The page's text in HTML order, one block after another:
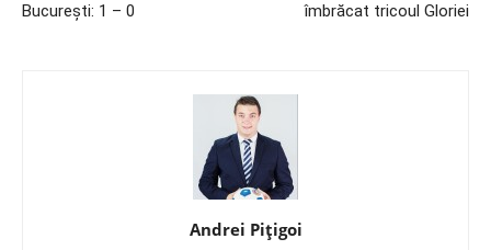
Bucureşti: 1 – 0
îmbrăcat tricoul Gloriei
Andrei Pițigoi